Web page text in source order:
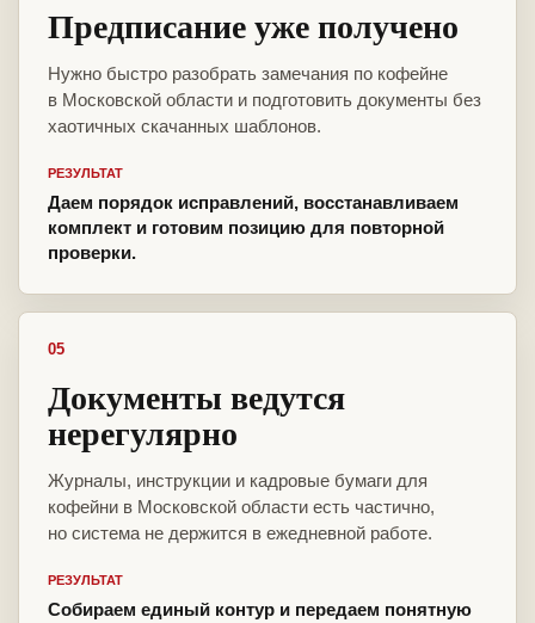
Предписание уже получено
Нужно быстро разобрать замечания по кофейне
в Московской области и подготовить документы без
хаотичных скачанных шаблонов.
РЕЗУЛЬТАТ
Даем порядок исправлений, восстанавливаем
комплект и готовим позицию для повторной
проверки.
05
Документы ведутся
нерегулярно
Журналы, инструкции и кадровые бумаги для
кофейни в Московской области есть частично,
но система не держится в ежедневной работе.
РЕЗУЛЬТАТ
Собираем единый контур и передаем понятную